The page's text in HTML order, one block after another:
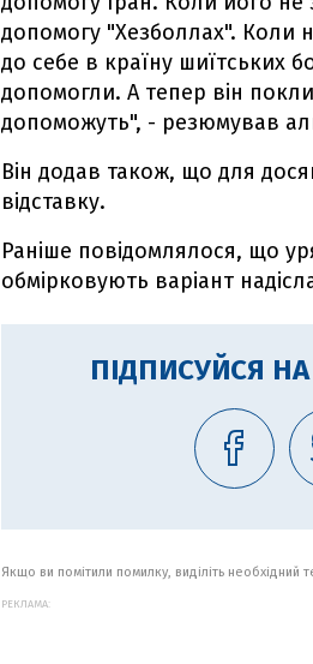
допомогу "Хезболлах". Коли
до себе в країну шиїтських
допомогли. А тепер він
допоможуть", - резюмував
Він додав також, що для
відставку.
Раніше повідомлялося, що
обмірковують варіант
ПІДПИСУЙСЯ
Якщо ви помітили помилку, виділіть необхідний
РЕКЛАМА: